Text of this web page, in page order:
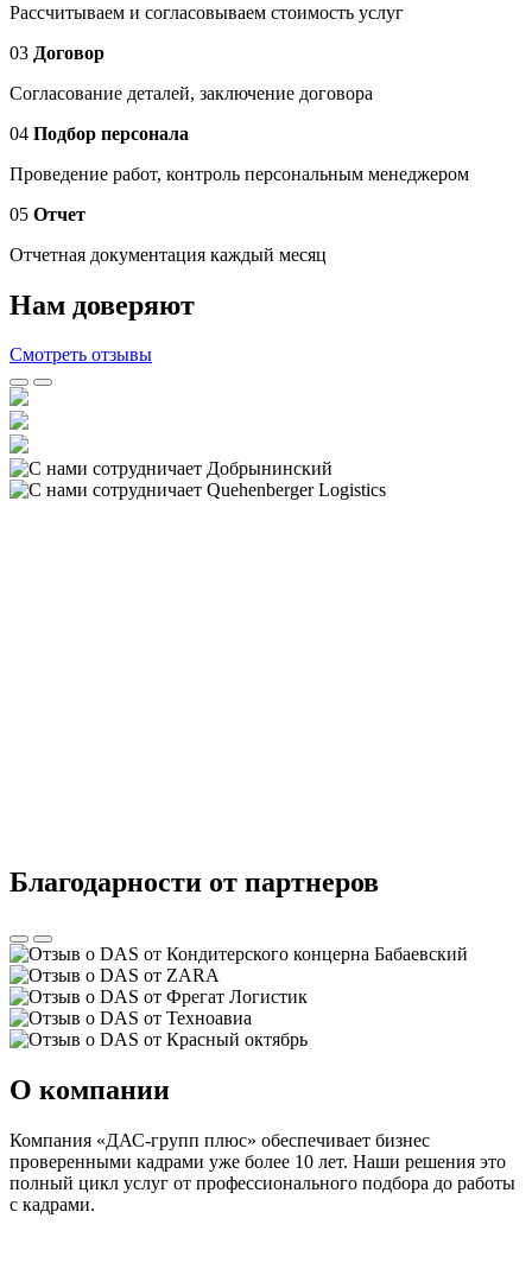
Рассчитываем и согласовываем стоимость услуг
03 Договор
Согласование деталей, заключение договора
04 Подбор персонала
Проведение работ, контроль персональным менеджером
05 Отчет
Отчетная документация каждый месяц
Нам доверяют
Смотреть отзывы
Благодарности от партнеров
О компании
Компания «ДАС-групп плюс» обеспечивает бизнес
проверенными кадрами уже более 10 лет. Наши решения это
полный цикл услуг от профессионального подбора до работы
с кадрами.